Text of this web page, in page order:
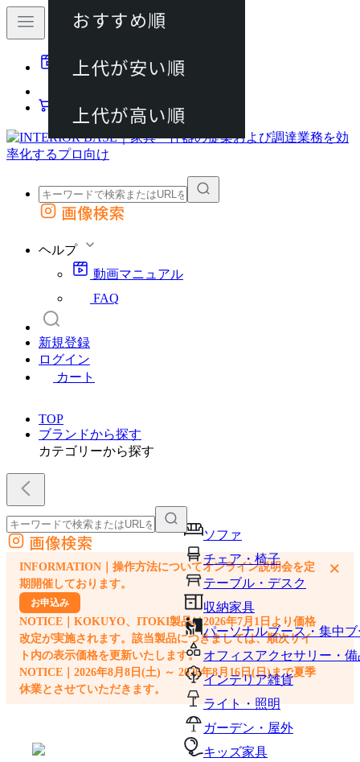
動画マニュアル
カート
外部サイトの商品をカートに追加
画像検索
ヘルプ
動画マニュアル
FAQ
新規登録
ログイン
カート
TOP
ブランドから探す
カテゴリーから探す
ソファ
チェア・椅子
テーブル・デスク
収納家具
パーソナルブース・集中
オフィスアクセサリー・備
インテリア雑貨
ライト・照明
ガーデン・屋外
キッズ家具
外部サイトの商品をカートに追加
他のサイトで見つけた商品ページのURLを貼り付けて、カートに追加できます
画像検索
INFORMATION｜操作方法についてオンライン説明会を定
期開催しております。
お申込み
NOTICE｜KOKUYO、ITOKI製品は2026年7月1日より価格
改定が実施されます。該当製品につきましては、順次サイ
ト内の表示価格を更新いたします。
NOTICE｜2026年8月8日(土) ～ 2026年8月16日(日)まで夏季
休業とさせていただきます。
×
おすすめ順
上代が安い順
上代が高い順